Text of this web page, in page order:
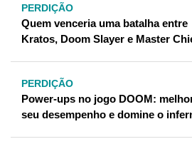
PERDIÇÃO
Quem venceria uma batalha entre
Kratos, Doom Slayer e Master
PERDIÇÃO
Power-ups no jogo DOOM:
seu desempenho e domine o